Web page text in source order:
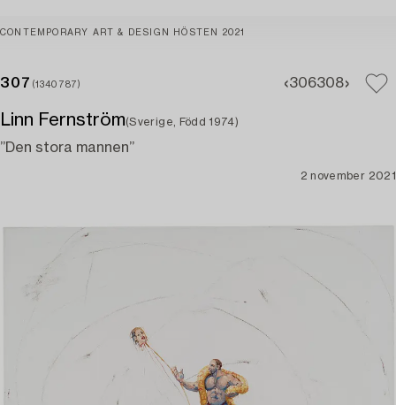
CONTEMPORARY ART & DESIGN HÖSTEN 2021
307 (1340787) 306308
Linn Fernström(Sverige, Född 1974)
”Den stora mannen”
2 november 2021